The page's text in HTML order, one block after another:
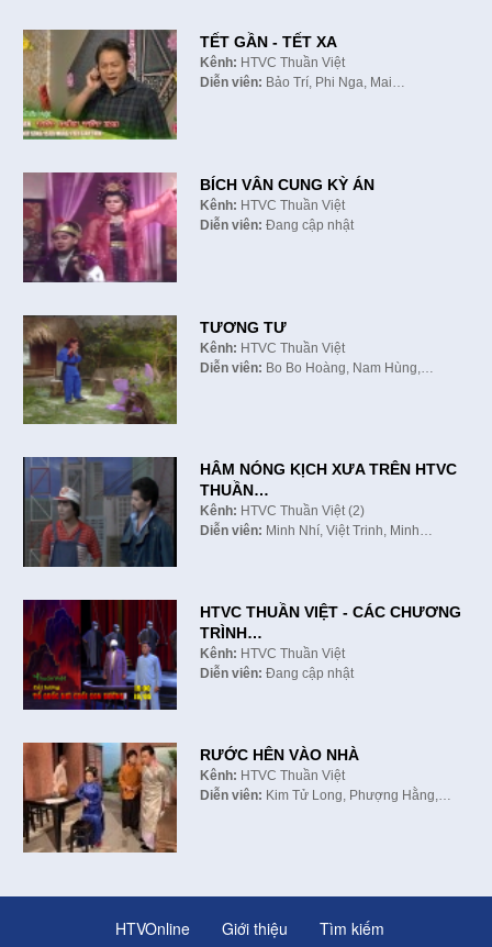
TẾT GẦN - TẾT XA
Kênh: HTVC Thuần Việt
Diễn viên: Bảo Trí, Phi Nga, Mai…
BÍCH VÂN CUNG KỲ ÁN
Kênh: HTVC Thuần Việt
Diễn viên: Đang cập nhật
TƯƠNG TƯ
Kênh: HTVC Thuần Việt
Diễn viên: Bo Bo Hoàng, Nam Hùng,…
HÂM NÓNG KỊCH XƯA TRÊN HTVC
THUẦN…
Kênh: HTVC Thuần Việt (2)
Diễn viên: Minh Nhí, Việt Trinh, Minh…
HTVC THUẦN VIỆT - CÁC CHƯƠNG
TRÌNH…
Kênh: HTVC Thuần Việt
Diễn viên: Đang cập nhật
RƯỚC HÊN VÀO NHÀ
Kênh: HTVC Thuần Việt
Diễn viên: Kim Tử Long, Phượng Hằng,…
HTVOnline Giới thiệu Tìm kiếm